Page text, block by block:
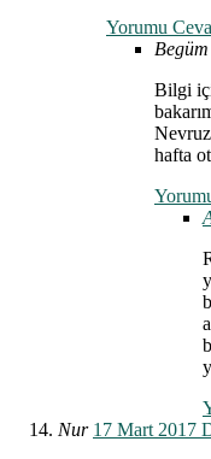
Yorumu
Begüm
Bilgi
hafta
Nur 17 Mart 2017